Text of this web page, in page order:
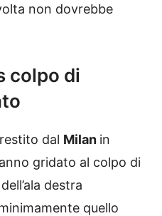
non dovrebbe
colpo di
dal Milan in
gridato al colpo di
destra
quello